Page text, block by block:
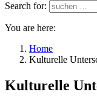
Search for:
You are here:
Home
Kulturelle
Kulturelle